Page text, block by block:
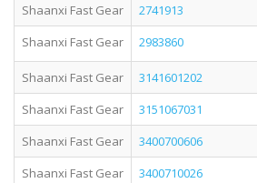
Shaanxi Fast Gear
2741913
Shaanxi Fast Gear
2983860
Shaanxi Fast Gear 3141601202
Shaanxi Fast Gear
3151067031
Shaanxi Fast Gear
3400700606
Shaanxi Fast Gear
3400710026